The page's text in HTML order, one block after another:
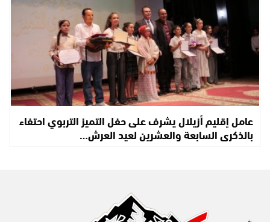
عامل إقليم أزيلال يشرف على حفل التميز التربوي احتفاء
بالذكرى السابعة والعشرين لعيد العرش…